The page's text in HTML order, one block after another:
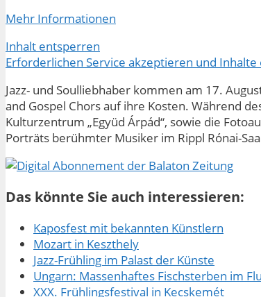
Mehr Informationen
Inhalt entsperren
Erforderlichen Service akzeptieren und
Jazz- und Soulliebhaber kommen am 17.
and Gospel Chors auf ihre Kosten. Während
Kulturzentrum „Együd Árpád“, sowie die
Porträts berühmter Musiker im Rippl Rónai-
Das könnte Sie auch interessieren:
Kaposfest mit bekannten Künstlern
Mozart in Keszthely
Jazz-Frühling im Palast der Künste
Ungarn: Massenhaftes Fischsterben im
XXX. Frühlingsfestival in Kecskemét